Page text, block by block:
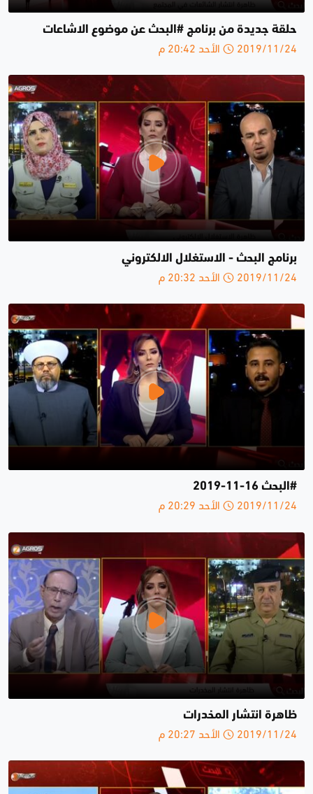
حلقة جديدة من برنامج #البحث عن موضوع الاشاعات
2019/11/24 الأحد 20:42 م
برنامج البحث - الاستغلال الالكتروني
2019/11/24 الأحد 20:32 م
#البحث 16-11-2019
2019/11/24 الأحد 20:29 م
ظاهرة انتشار المخدرات
2019/11/24 الأحد 20:27 م